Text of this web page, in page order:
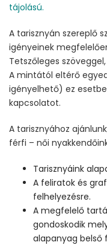
tájolású.
A tarisznyán szereplő
igényeinek
Tetszőleges
A mintától eltérő
igényelhető) ez
kapcsolatot.
A tarisznyához
férfi – női
Tarisznyáink
A feliratok és
felhelyezésre.
A megfelelő
gondoskodik
alapanyag belső